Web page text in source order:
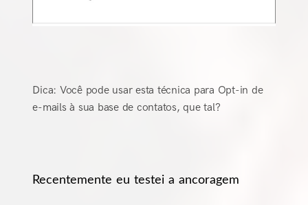
Dica: Você pode usar esta técnica para Opt-in de
e-mails à sua base de contatos, que tal?
Recentemente eu testei a ancoragem